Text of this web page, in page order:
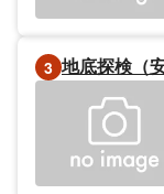
3 地底探検（